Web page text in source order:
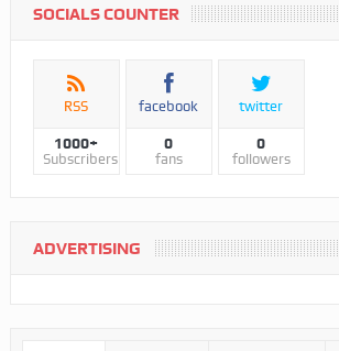
SOCIALS COUNTER
RSS
1000+
Subscribers
facebook
0
fans
twitter
0
followers
ADVERTISING